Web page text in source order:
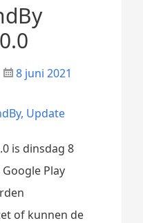
8 juni 2021
, Update
is dinsdag 8
Play
of kunnen de